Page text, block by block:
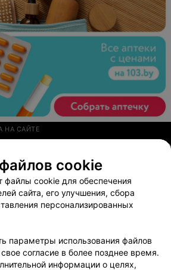
НА САЙТЕ
1а с 11:00
84 с 10:00
cookie
файлы cookie для обеспечения
сайта, его улучшения, сбора
персонализированных
параметры использования файлов
согласие в более позднее время.
информации о целях,